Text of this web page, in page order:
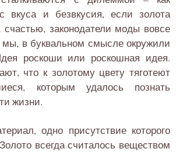
вкуса и безвкусия, если золота
счастью, законодатели моды вовсе
мы, в буквальном смысле окружили
роскоши или роскошная идея.
что к золотому цвету тяготеют
которым удалось познать
жизни.
одно присутствие которого
всегда считалось веществом